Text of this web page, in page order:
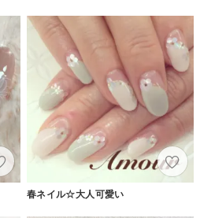
春ネイル☆大人可愛い